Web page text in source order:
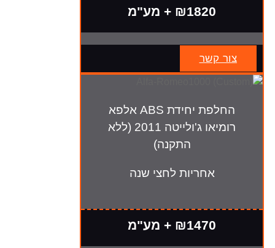
₪1820 + מע"מ
צור קשר
החלפת יחידת ABS אלפא
רומיאו ג'ולייטה 2011 (ללא
התקנה)
אחריות לחצי שנה
₪1470 + מע"מ